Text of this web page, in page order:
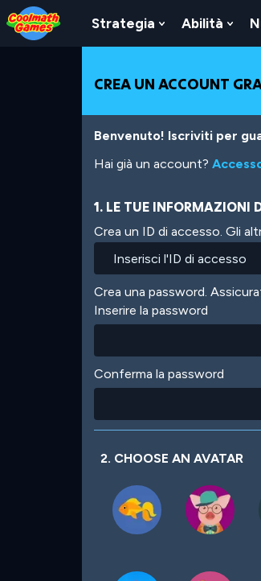
Skip
to
Top
Skip
to
Navigation
Skip
to
Main
Skip
to
Footer
Salta
al
contenuto
Strategia
Show
Submenu
Strategia
Abilità
CREA UN ACCOUNT
Benvenuto! Iscriviti per
Hai già un account?
1. LE TUE INFORMAZIONI
Crea un ID di accesso. Gli
Crea una password.
Inserire la password
Conferma la password
2. CHOOSE AN AVATAR